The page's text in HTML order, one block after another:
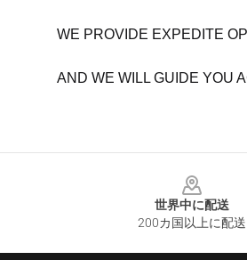
WE PROVIDE EXPEDITE
AND WE WILL GUIDE YOU
世界中に配送
200カ国以上に配送